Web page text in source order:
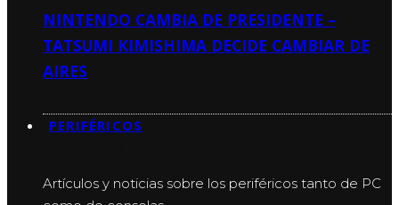
NINTENDO CAMBIA DE PRESIDENTE –
TATSUMI KIMISHIMA DECIDE CAMBIAR DE
AIRES
PERIFÉRICOS
Artículos y noticias sobre los periféricos tanto de PC